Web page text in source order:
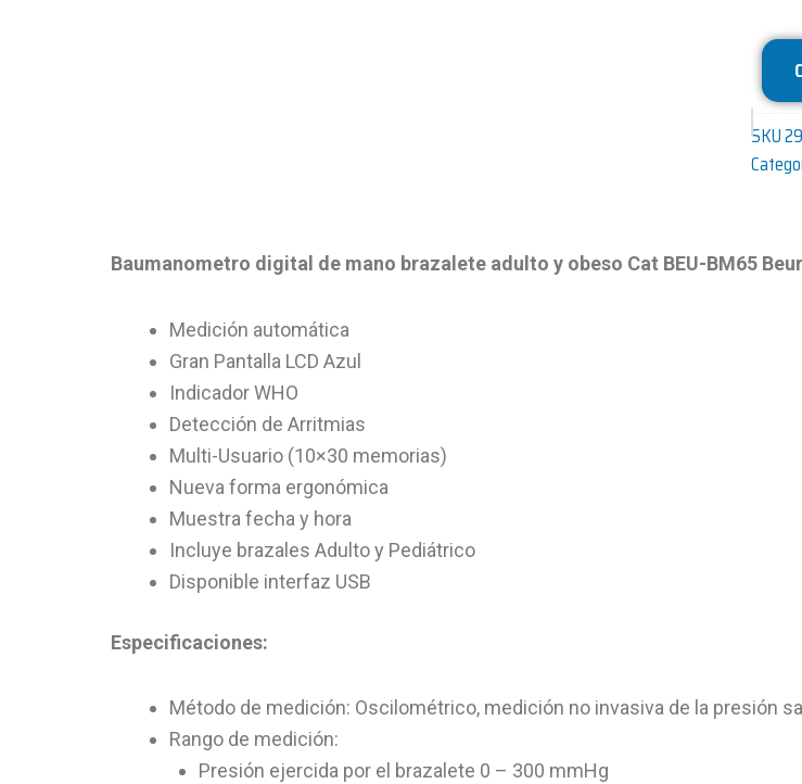
SKU
Baumanometro digital de mano brazalete adulto y obeso Cat BEU-BM65
Medición automática
Gran Pantalla LCD Azul
Indicador WHO
Detección de Arritmias
Multi-Usuario (10×30 memorias)
Nueva forma ergonómica
Muestra fecha y hora
Incluye brazales Adulto y Pediátrico
Disponible interfaz USB
Especificaciones:
Método de medición: Oscilométrico, medición no invasiva de la presión
Rango de medición:
Presión ejercida por el brazalete 0 – 300 mmHg